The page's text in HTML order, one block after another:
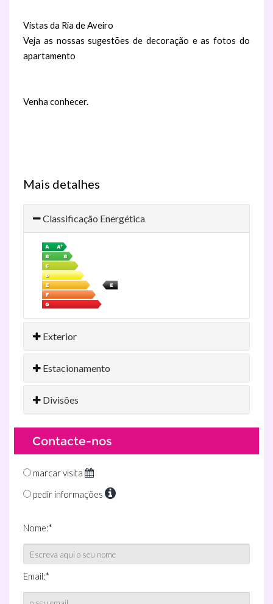
Vistas da Ria de Aveiro
Veja as nossas sugestões de decoração e as fotos do
apartamento
Venha conhecer.
Mais detalhes
Classificação Energética
Exterior
Estacionamento
Divisões
Contacte-nos
marcar visita
pedir informações
Nome:*
Email:*